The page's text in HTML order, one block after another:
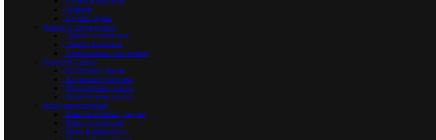
- Ширмы
- Стулья, пуфы
Лампы и светильники
- Лампы настольные
- Лампы японские
- Светильники настенные
Картины, панно
- Настенные панно
- Китайские картины
- Подарочные свитки
- Религиозные иконы
Вазы декоративные
- Вазы из бронзы, латуни
- Вазы стеклянные
- Вазы фарфоровые